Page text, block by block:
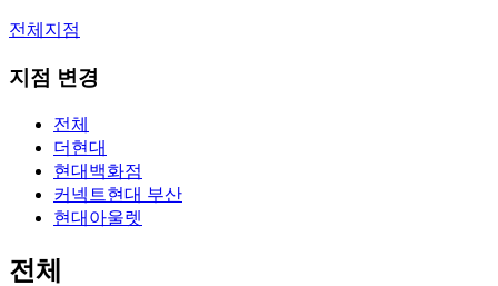
전체지점
지점 변경
전체
더현대
현대백화점
커넥트현대 부산
현대아울렛
전체